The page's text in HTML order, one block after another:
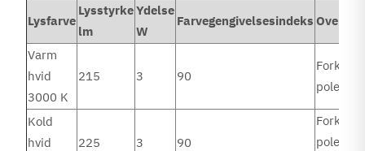
Lysfarve
Lysstyrke
lm
Ydelse
W
Farvegengivelsesindeks
Varm
hvid
3000 K
215 3 90
poleret
Kold
hvid
225 3 90
poleret